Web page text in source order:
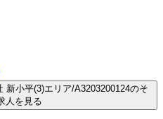
新小平(3)エリア/A3203200124のそ
人を見る